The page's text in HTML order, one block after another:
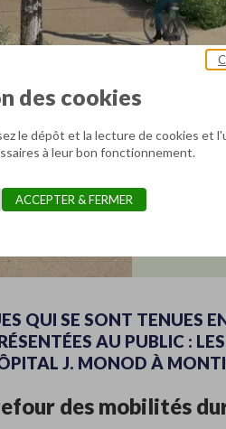
13 oct.
QUI SE SONT TENUES
AU PUBLIC :
J. MONOD À
des mobilités
des cookies
le dépôt et la lecture de cookies et
à leur bon fonctionnement.
ACCEPTER & FERMER